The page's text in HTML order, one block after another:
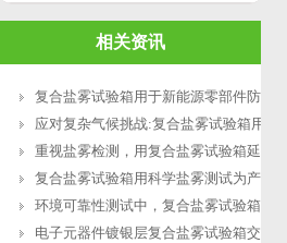
相关资讯
复合盐雾试验箱用于新能源零部件防腐测
应对复杂气候挑战:复合盐雾试验箱用于涂
重视盐雾检测，用复合盐雾试验箱延长产
复合盐雾试验箱用科学盐雾测试为产品研
环境可靠性测试中，复合盐雾试验箱缺水
电子元器件镀银层复合盐雾试验箱交变盐